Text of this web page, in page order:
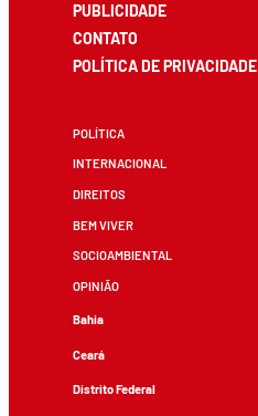
PUBLICIDADE
CONTATO
POLÍTICA DE PRIVACIDADE
POLÍTICA
INTERNACIONAL
DIREITOS
BEM VIVER
SOCIOAMBIENTAL
OPINIÃO
Bahia
Ceará
Distrito Federal